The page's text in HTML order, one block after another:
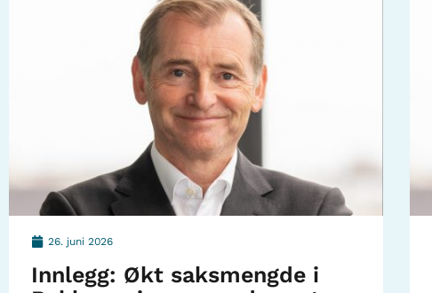
26. juni 2026
Innlegg: Økt saksmengde i